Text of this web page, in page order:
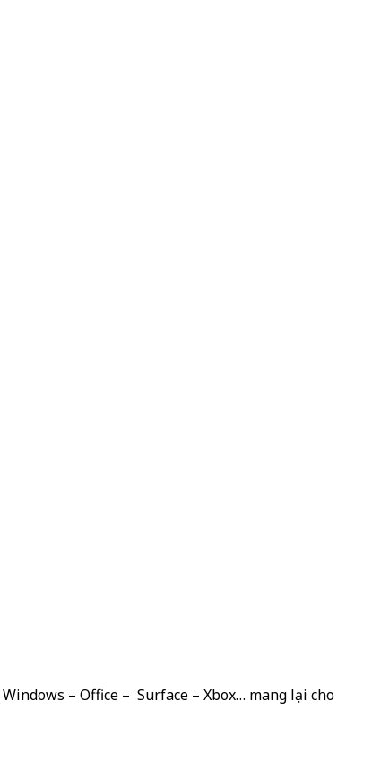
– Office – Surface – Xbox… mang lại cho